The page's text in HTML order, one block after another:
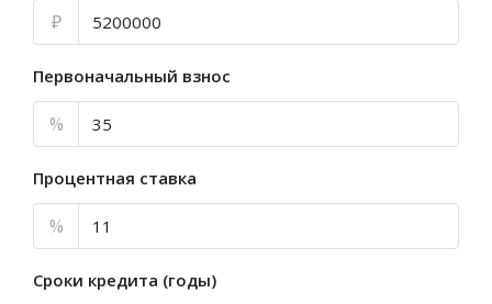
₽
Первоначальный взнос
%
Процентная ставка
%
Сроки кредита (годы)